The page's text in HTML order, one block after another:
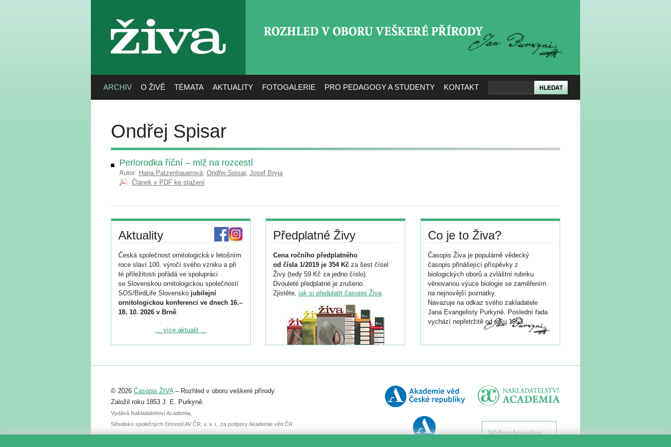
živa
ARCHIV O ŽIVĚ TÉMATA AKTUALITY FOTOGALERIE PRO PEDAGOGY A STUDENTY KONTAKT
Ondřej Spisar
Perlorodka říční – mlž na rozcestí
Autor: Hana Patzenhauerová, Ondřej Spisar, Josef Bryja
Článek v PDF ke stažení
Aktuality
Česká společnost ornitologická v letošním
roce slaví 100. výročí svého vzniku a při
té příležitosti pořádá ve spolupráci
se Slovenskou ornitologickou společností
SOS/BirdLife Slovensko jubilejní
ornitologickou konferenci ve dnech 16.–
18. 10. 2026 v Brně.
Podrobnější informace ke konferenci
Registrovat se můžete do 6. září.
abstraktu přihlášené přednášky nebo
posteru je už 30. června.
... více aktualit ...
Předplatné Živy
Cena ročního předplatného
od čísla 1/2019 je 354 Kč za šest čísel
Živy (tedy 59 Kč za jedno číslo).
Dvouleté předplatné je zrušeno.
Zjistěte, jak si předplatit časopis Živa.
Co je to Živa?
Časopis Živa je populárně vědecký
časopis přinášející příspěvky z
biologických oborů a zvláštní rubriku
věnovanou výuce biologie se zaměřením
na nejnovější poznatky.
Navazuje na odkaz svého zakladatele
Jana Evangelisty Purkyně. Poslední řada
vychází nepřetržitě od roku 1953.
© 2026 Časopis ŽIVA– Rozhled v oboru veškeré přírody.
Založil roku 1853 J. E. Purkyně.
Vydává Nakladatelství Academia,
Středisko společných činností AV ČR, v. v. i., za podpory Akademie věd ČR.